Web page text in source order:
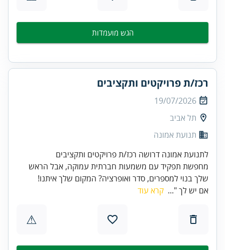
הגש מועמדות
רכז/ת פרויקטים ותקציבים
19/07/2026
תל אביב
תנועת אמונה
לתנועת אמונה דרושה רכז/ת פרויקטים ותקציבים
מחפשת תפקיד עם משמעות חברתית עמוקה, אבל הראש
שלך בנוי למספרים, סדר ואופרציה? המקום שלך איתנו!
אם יש לך "... קרא עוד
⚠